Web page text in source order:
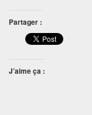
Partager :
J’aime ça :